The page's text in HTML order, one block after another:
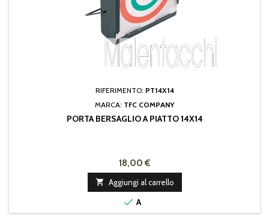
RIFERIMENTO: PT14X14
MARCA: TFC COMPANY
PORTA BERSAGLIO A PIATTO 14X14
18,00 €
 Aggiungi al carrello
 A